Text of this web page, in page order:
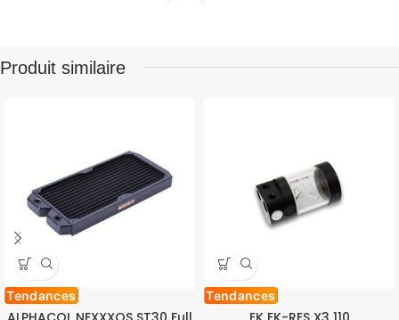
Produit similaire
Tendances Tendances